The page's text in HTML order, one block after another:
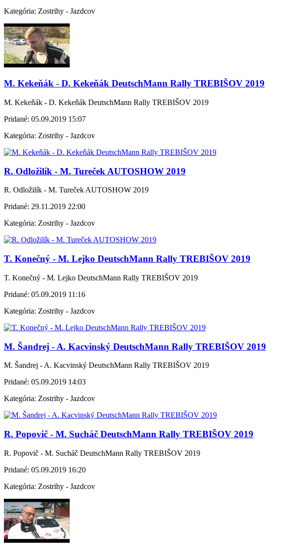
Kategória: Zostrihy - Jazdcov
M. Kekeňák - D. Kekeňák DeutschMann Rally TREBIŠOV 2019
M. Kekeňák - D. Kekeňák DeutschMann Rally TREBIŠOV 2019
Pridané: 05.09.2019 15:07
Kategória: Zostrihy - Jazdcov
R. Odložilík - M. Tureček AUTOSHOW 2019
R. Odložilík - M. Tureček AUTOSHOW 2019
Pridané: 29.11.2019 22:00
Kategória: Zostrihy - Jazdcov
T. Konečný - M. Lejko DeutschMann Rally TREBIŠOV 2019
T. Konečný - M. Lejko DeutschMann Rally TREBIŠOV 2019
Pridané: 05.09.2019 11:16
Kategória: Zostrihy - Jazdcov
M. Šandrej - A. Kacvinský DeutschMann Rally TREBIŠOV 2019
M. Šandrej - A. Kacvinský DeutschMann Rally TREBIŠOV 2019
Pridané: 05.09.2019 14:03
Kategória: Zostrihy - Jazdcov
R. Popovič - M. Sucháč DeutschMann Rally TREBIŠOV 2019
R. Popovič - M. Sucháč DeutschMann Rally TREBIŠOV 2019
Pridané: 05.09.2019 16:20
Kategória: Zostrihy - Jazdcov